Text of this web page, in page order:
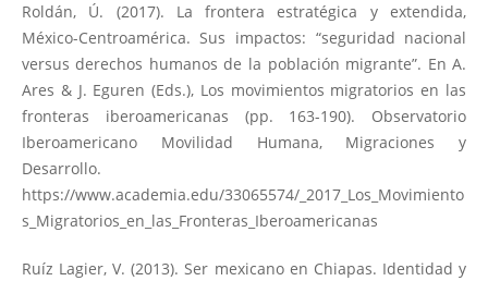
Roldán, Ú. (2017). La frontera estratégica y extendida,
México-Centroamérica. Sus impactos: “seguridad nacional
versus derechos humanos de la población migrante”. En A.
Ares & J. Eguren (Eds.), Los movimientos migratorios en las
fronteras iberoamericanas (pp. 163-190). Observatorio
Iberoamericano Movilidad Humana, Migraciones y
Desarrollo.
https://www.academia.edu/33065574/_2017_Los_Movimiento
s_Migratorios_en_las_Fronteras_Iberoamericanas
Ruíz Lagier, V. (2013). Ser mexicano en Chiapas. Identidad y